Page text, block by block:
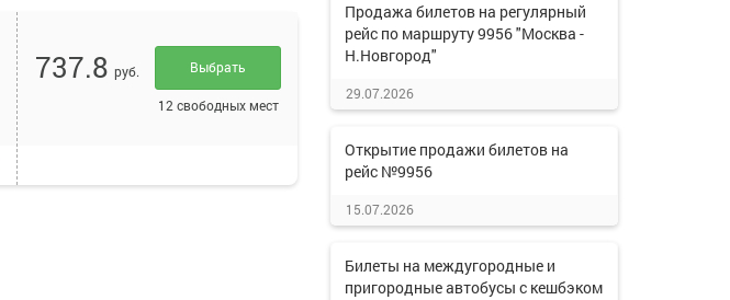
737.8 руб. Выбрать
12 свободных мест
Продажа билетов на регулярный
рейс по маршруту 9956 "Москва -
Н.Новгород"
29.07.2026
Открытие продажи билетов на
рейс №9956
15.07.2026
Билеты на междугородные и
пригородные автобусы с кешбэком